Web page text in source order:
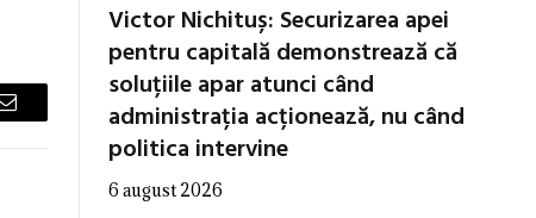
Email
Victor Nichituș: Securizarea apei
pentru capitală demonstrează că
soluțiile apar atunci când
administrația acționează, nu când
politica intervine
6 august 2026